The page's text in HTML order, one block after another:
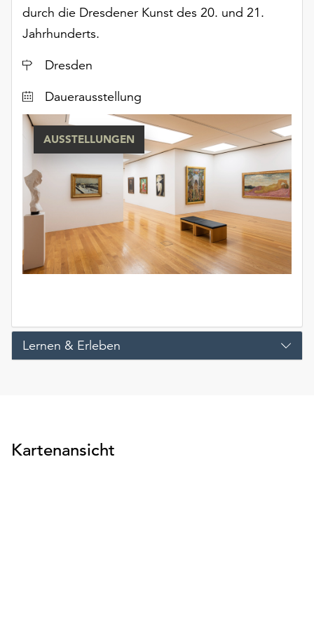
durch die Dresdener Kunst des 20. und 21.
Jahrhunderts.
Ort
Dresden
Dauerausstellung
AUSSTELLUNGEN
Lernen & Erleben
Kartenansicht